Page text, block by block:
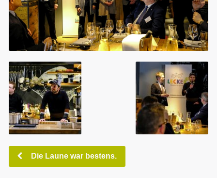
Die Laune war bestens.